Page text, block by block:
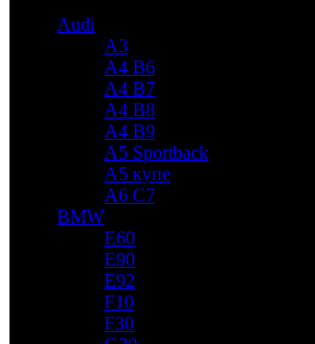
Audi
A3
A4 B6
A4 B7
A4 B8
A4 B9
A5 Sportback
A5 купе
A6 C7
BMW
E60
E90
E92
F10
F30